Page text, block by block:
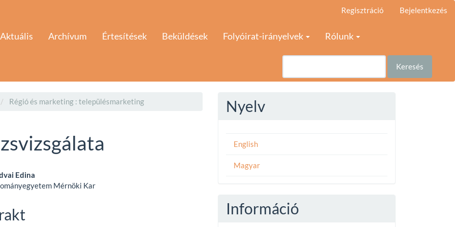
Regisztráció Bejelentkezés
Aktuális Archívum Értesítések Beküldések Folyóirat-irányelvek Rólunk
Keresés
Régió és marketing : településmarketing
Edina
Mérnöki Kar
Nyelv
English
Magyar
Információ